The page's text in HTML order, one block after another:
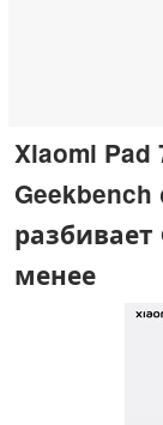
Xiaomi Pad
разбивает
менее